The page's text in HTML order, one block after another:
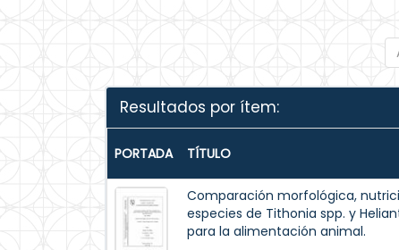
Resultados por ítem:
PORTADA TÍTULO
Comparación morfológica,
especies de Tithonia spp. y
para la alimentación animal.